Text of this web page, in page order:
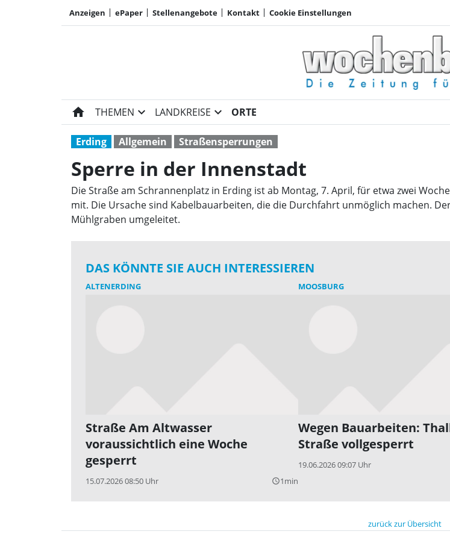
Anzeigen ePaper Stellenangebote Kontakt Cookie Einstellungen
Sperre in der
home THEMEN expand_more LANDKREISE expand_more ORTE
Erding Allgemein Straßensperrungen
Sperre in der Innenstadt
Die Straße am Schrannenplatz in Erding ist ab Montag, 7. April, für etwa zwei
mit. Die Ursache sind Kabelbauarbeiten, die die Durchfahrt unmöglich machen.
Mühlgraben umgeleitet.
DAS KÖNNTE SIE AUCH INTERESSIEREN
ALTENERDING
Straße Am Altwasser
voraussichtlich eine Woche
gesperrt
15.07.2026 08:50 Uhr query_builder1min
MOOSBURG
Wegen Bauarbeiten:
Straße vollgesperrt
19.06.2026 09:07 Uhr
zurück zur Übersicht